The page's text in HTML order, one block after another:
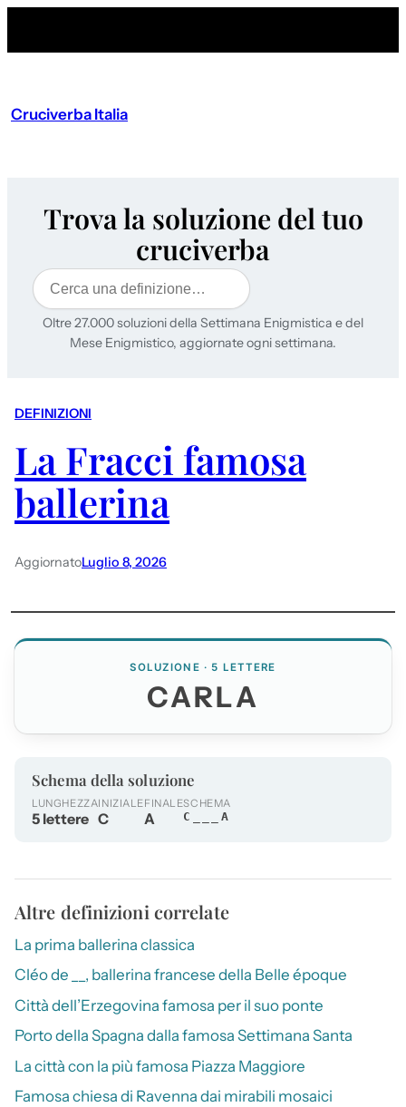
Cruciverba Italia
Trova la soluzione del tuo
cruciverba
Cerca
Oltre 27.000 soluzioni della Settimana Enigmistica e del
Mese Enigmistico, aggiornate ogni settimana.
DEFINIZIONI
La Fracci famosa
ballerina
AggiornatoLuglio 8, 2026
SOLUZIONE · 5 LETTERE
CARLA
Schema della soluzione
LUNGHEZZA
5 lettere
INIZIALE
C
FINALE
A
SCHEMA
C___A
Altre definizioni correlate
La prima ballerina classica
Cléo de __, ballerina francese della Belle époque
Città dell’Erzegovina famosa per il suo ponte
Porto della Spagna dalla famosa Settimana Santa
La città con la più famosa Piazza Maggiore
Famosa chiesa di Ravenna dai mirabili mosaici